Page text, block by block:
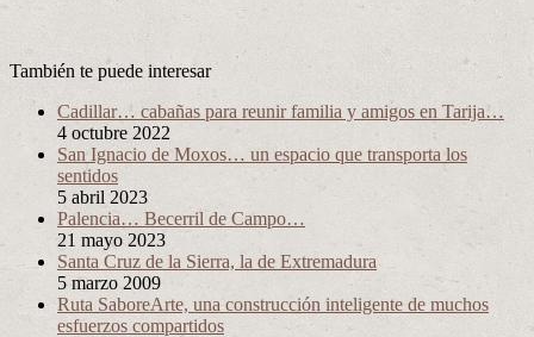
También te puede interesar
Cadillar… cabañas para reunir familia y amigos en Tarija…
4 octubre 2022
San Ignacio de Moxos… un espacio que transporta los
sentidos
5 abril 2023
Palencia… Becerril de Campo…
21 mayo 2023
Santa Cruz de la Sierra, la de Extremadura
5 marzo 2009
Ruta SaboreArte, una construcción inteligente de muchos
esfuerzos compartidos